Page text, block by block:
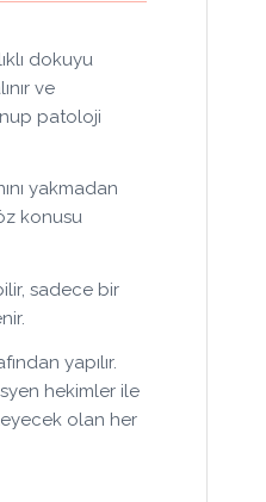
dokuyu
ve
patoloji
yakmadan
konusu
sadece bir
yapılır.
hekimler ile
olan her